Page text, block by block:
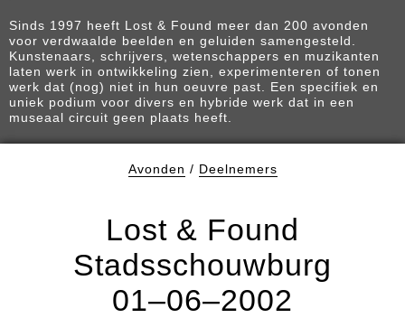
Sinds 1997 heeft Lost & Found meer dan 200 avonden
voor verdwaalde beelden en geluiden samengesteld.
Kunstenaars, schrijvers, wetenschappers en muzikanten
laten werk in ontwikkeling zien, experimenteren of tonen
werk dat (nog) niet in hun oeuvre past. Een specifiek en
uniek podium voor divers en hybride werk dat in een
museaal circuit geen plaats heeft.
Avonden / Deelnemers
Lost & Found
Stadsschouwburg
01–06–2002